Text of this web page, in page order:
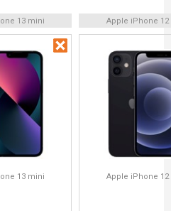
13 mini Apple iPhone
13 mini Apple iPhone